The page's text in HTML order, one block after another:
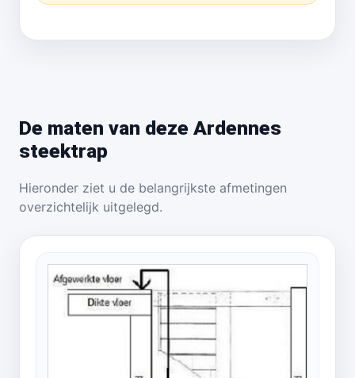
De maten van deze Ardennes
steektrap
Hieronder ziet u de belangrijkste afmetingen
overzichtelijk uitgelegd.